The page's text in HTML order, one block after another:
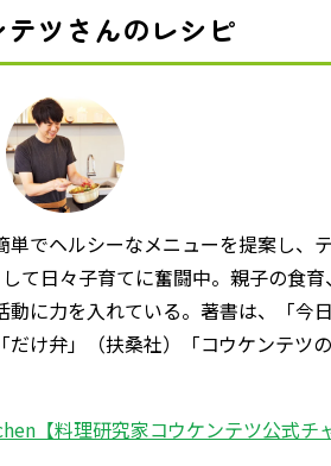
テツさんのレシピ
でヘルシーなメニューを提案し、
て日々子育てに奮闘中。親子の食
に力を入れている。著書は、「今
け弁」（扶桑社）「コウケンテツ
【料理研究家コウケンテツ公式チ